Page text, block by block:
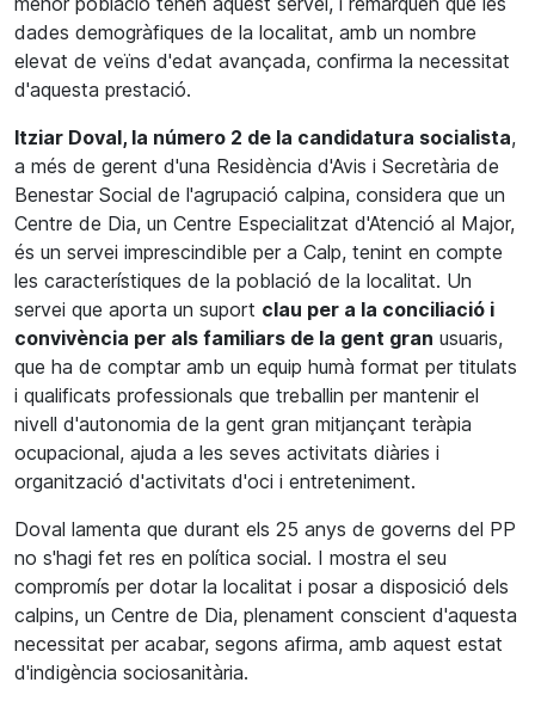
dades demogràfiques de la localitat, amb un nombre
elevat de veïns d'edat avançada, confirma la necessitat
d'aquesta prestació.
Itziar Doval, la número 2 de la candidatura socialista,
a més de gerent d'una Residència d'Avis i Secretària de
Benestar Social de l'agrupació calpina, considera que un
Centre de Dia, un Centre Especialitzat d'Atenció al Major,
és un servei imprescindible per a Calp, tenint en compte
les característiques de la població de la localitat. Un
servei que aporta un suport clau per a la conciliació i
convivència per als familiars de la gent gran usuaris,
que ha de comptar amb un equip humà format per titulats
i qualificats professionals que treballin per mantenir el
nivell d'autonomia de la gent gran mitjançant teràpia
ocupacional, ajuda a les seves activitats diàries i
organització d'activitats d'oci i entreteniment.
Doval lamenta que durant els 25 anys de governs del PP
no s'hagi fet res en política social. I mostra el seu
compromís per dotar la localitat i posar a disposició dels
calpins, un Centre de Dia, plenament conscient d'aquesta
necessitat per acabar, segons afirma, amb aquest estat
d'indigència sociosanitària.